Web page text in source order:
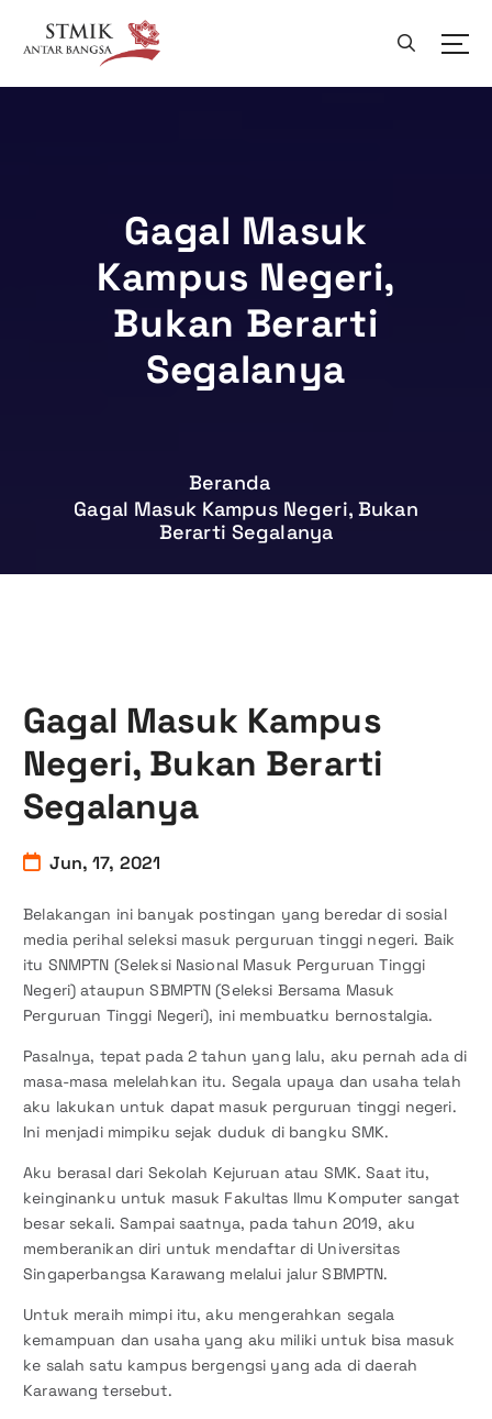
a
Gagal Masuk
Kampus Negeri,
Bukan Berarti
Segalanya
Beranda
Gagal Masuk Kampus Negeri, Bukan
Berarti Segalanya
Gagal Masuk Kampus
Negeri, Bukan Berarti
Segalanya
Jun, 17, 2021
Belakangan ini banyak postingan yang beredar di sosial
media perihal seleksi masuk perguruan tinggi negeri. Baik
itu SNMPTN (Seleksi Nasional Masuk Perguruan Tinggi
Negeri) ataupun SBMPTN (Seleksi Bersama Masuk
Perguruan Tinggi Negeri), ini membuatku bernostalgia.
Pasalnya, tepat pada 2 tahun yang lalu, aku pernah ada di
masa-masa melelahkan itu. Segala upaya dan usaha telah
aku lakukan untuk dapat masuk perguruan tinggi negeri.
Ini menjadi mimpiku sejak duduk di bangku SMK.
Aku berasal dari Sekolah Kejuruan atau SMK. Saat itu,
keinginanku untuk masuk Fakultas Ilmu Komputer sangat
besar sekali. Sampai saatnya, pada tahun 2019, aku
memberanikan diri untuk mendaftar di Universitas
Singaperbangsa Karawang melalui jalur SBMPTN.
Untuk meraih mimpi itu, aku mengerahkan segala
kemampuan dan usaha yang aku miliki untuk bisa masuk
ke salah satu kampus bergengsi yang ada di daerah
Karawang tersebut.